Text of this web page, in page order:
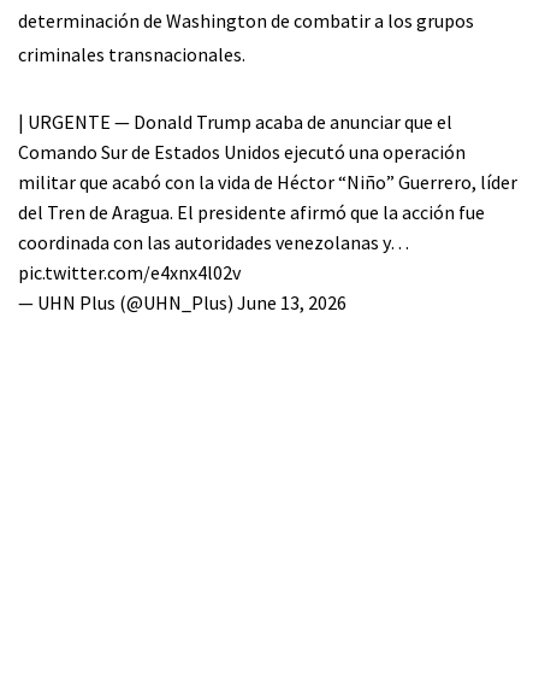
determinación de Washington de combatir a los grupos
criminales transnacionales.
| URGENTE — Donald Trump acaba de anunciar que el
Comando Sur de Estados Unidos ejecutó una operación
militar que acabó con la vida de Héctor “Niño” Guerrero, líder
del Tren de Aragua. El presidente afirmó que la acción fue
coordinada con las autoridades venezolanas y…
pic.twitter.com/e4xnx4l02v
— UHN Plus (@UHN_Plus) June 13, 2026